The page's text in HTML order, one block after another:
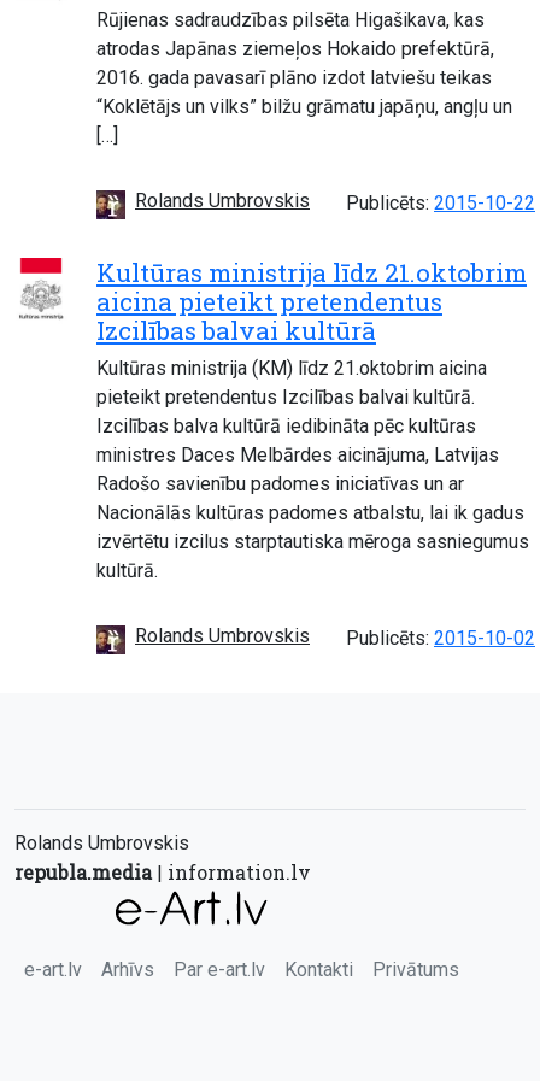
Rūjienas sadraudzības pilsēta Higašikava, kas
atrodas Japānas ziemeļos Hokaido prefektūrā,
2016. gada pavasarī plāno izdot latviešu teikas
“Koklētājs un vilks” bilžu grāmatu japāņu, angļu un
[…]
Rolands Umbrovskis Publicēts: 2015-10-22
Kultūras ministrija līdz 21.oktobrim
aicina pieteikt pretendentus
Izcilības balvai kultūrā
Kultūras ministrija (KM) līdz 21.oktobrim aicina
pieteikt pretendentus Izcilības balvai kultūrā.
Izcilības balva kultūrā iedibināta pēc kultūras
ministres Daces Melbārdes aicinājuma, Latvijas
Radošo savienību padomes iniciatīvas un ar
Nacionālās kultūras padomes atbalstu, lai ik gadus
izvērtētu izcilus starptautiska mēroga sasniegumus
kultūrā.
Rolands Umbrovskis Publicēts: 2015-10-02
Rolands Umbrovskis
republa.media| information.lv
e-art.lv Arhīvs Par e-art.lv Kontakti Privātums